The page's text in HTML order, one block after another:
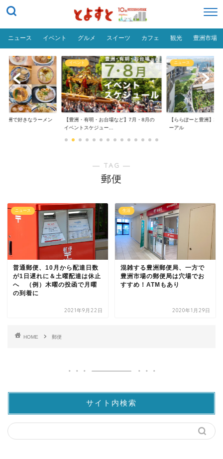
ニュース イベント グルメ スイーツ カフェ 観光 豊洲市場
豊洲で好きなラーメン
イベント
【豊洲・有明・お台場など】7月・8月の
イベントスケジュー...
ニュース
【ららぽーと豊洲】
ーアル
― TAG ―
郵便
ニュース
普通郵便、10月から配達日数
が1日遅れに＆土曜配達は休止
へ （例）木曜の投函で月曜
の到着に
2021年9月22日
生活
混雑する豊洲郵便局、一方で
豊洲市場の郵便局は穴場でお
すすめ！ATMもあり
2020年1月29日
HOME 郵便
サイト内検索